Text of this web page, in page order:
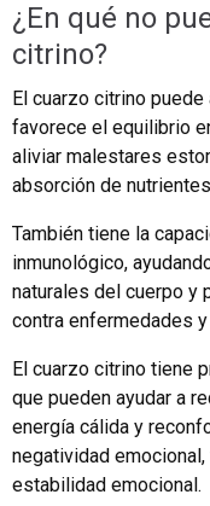
¿En qué no
citrino?
El cuarzo citrino
favorece el equilibrio
aliviar malestares
absorción de
También tiene la
inmunológico,
naturales del cuerpo y
contra enfermedades
El cuarzo citrino tiene
que pueden ayudar a
energía cálida y
negatividad
estabilidad emocional.